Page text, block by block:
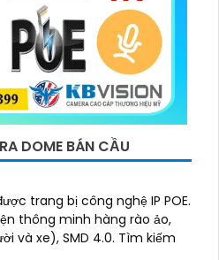
DOME BÁN CẦU
trang bị công nghệ IP POE.
thông minh hàng rào ảo,
SMD 4.0. Tìm kiếm